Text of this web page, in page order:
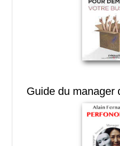
Guide du manager